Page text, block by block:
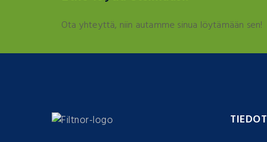
Ota yhteyttä, niin autamme sinua löytämään sen!
TIEDOT